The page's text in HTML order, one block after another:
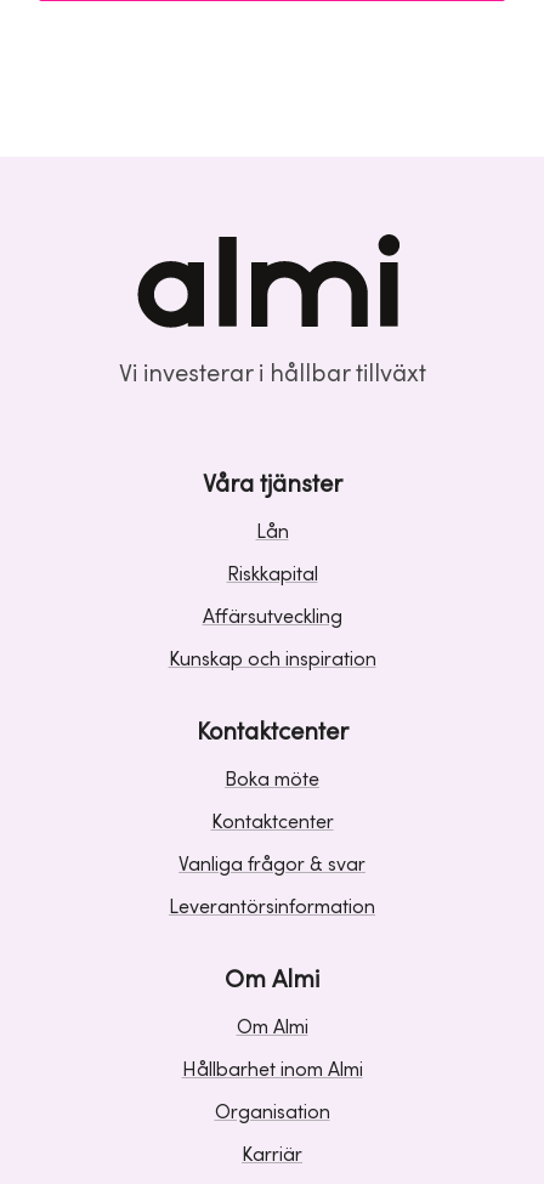
Vi investerar i hållbar tillväxt
Våra tjänster
Lån
Riskkapital
Affärsutveckling
Kunskap och inspiration
Kontaktcenter
Boka möte
Kontaktcenter
Vanliga frågor & svar
Leverantörsinformation
Om Almi
Om Almi
Hållbarhet inom Almi
Organisation
Karriär